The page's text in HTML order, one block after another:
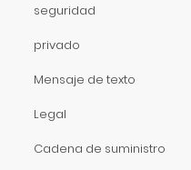
seguridad
privado
Mensaje de texto
Legal
Cadena de suministro